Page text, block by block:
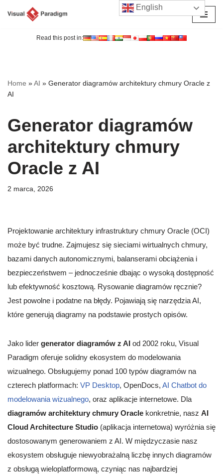
Read this post in:
Home »AI » Generator diagramów architektury chmury Oracle z
AI
Generator diagramów
architektury chmury
Oracle z AI
2 marca, 2026
Projektowanie architektury infrastruktury chmury Oracle (OCI)
może być trudne. Zajmujesz się sieciami wirtualnych chmury,
bazami danych autonomicznymi, balanserami obciążenia i
bezpieczeństwem – jednocześnie dbając o wysoką dostępność
lub efektywność kosztową. Rysowanie diagramów ręcznie?
Jest powolne i podatne na błędy. Pojawiają się narzędzia AI,
które generują diagramy na podstawie prostych opisów.
Jako lider generator diagramów z AI od 2002 roku, Visual
Paradigm oferuje solidny ekosystem do modelowania
wizualnego. Obsługujemy ponad 100 typów diagramów na
czterech platformach: VP Desktop, OpenDocs, AI Chatbot do
modelowania wizualnego, oraz aplikacje internetowe. Dla
diagramów architektury chmury Oracle konkretnie, nasz AI
Cloud Architecture Studio (aplikacja internetowa) wyróżnia się
dostosowanym generowaniem z AI. W międzyczasie nasz
ekosystem obsługuje niewyobrażalną liczbę innych diagramów
z obsługą wieloplatformową, czyniąc nas najbardziej
English